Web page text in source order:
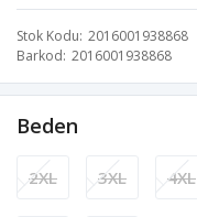
Stok Kodu 2016001938868
Barkod 2016001938868
Beden
2XL 3XL 4XL